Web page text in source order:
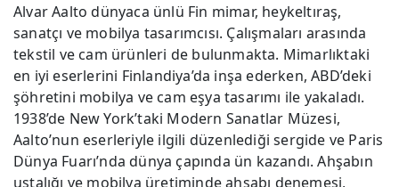
Alvar Aalto dünyaca ünlü Fin mimar, heykeltıraş,
sanatçı ve mobilya tasarımcısı. Çalışmaları arasında
tekstil ve cam ürünleri de bulunmakta. Mimarlıktaki
en iyi eserlerini Finlandiya’da inşa ederken, ABD’deki
şöhretini mobilya ve cam eşya tasarımı ile yakaladı.
1938’de New York’taki Modern Sanatlar Müzesi,
Aalto’nun eserleriyle ilgili düzenlediği sergide ve Paris
Dünya Fuarı’nda dünya çapında ün kazandı. Ahşabın
ustalığı ve mobilya üretiminde ahşabı denemesi,